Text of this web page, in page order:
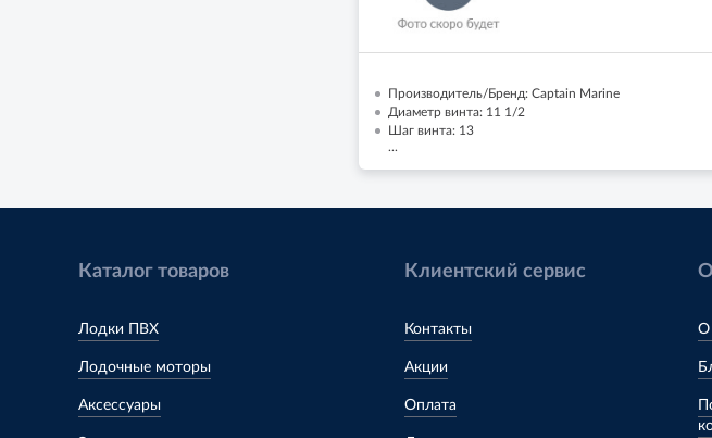
Производитель/Бренд: Captain Marine
Диаметр винта: 11 1/2
Шаг винта: 13
...
Каталог товаров
Лодки ПВХ
Лодочные моторы
Аксессуары
Клиентский сервис
Контакты
Акции
Оплата
О